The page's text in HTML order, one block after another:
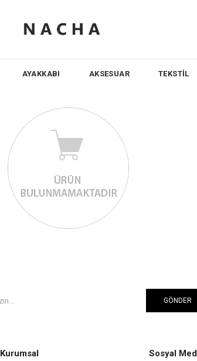
AYAKKABI AKSESUAR TEKSTİL
GÖNDER
Kurumsal Sosyal